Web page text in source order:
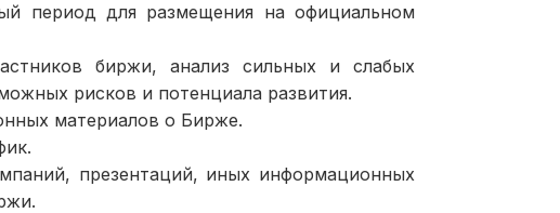
период для размещения на официальном
биржи, анализ сильных и слабых
рисков и потенциала развития.
материалов о Бирже.
презентаций, иных информационных